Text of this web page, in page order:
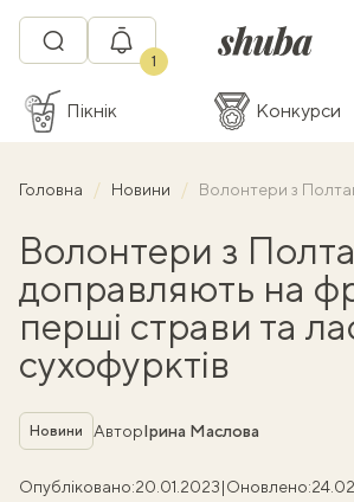
1
Пікнік Конкурси
Головна Новини Волонтери з Полтавщини доправляють на
Волонтери з
доправляють на
перші страви та
сухофурктів
Рубрика
Новини АвторІрина Маслова
Опубліковано:20.01.2023|Оновлено: